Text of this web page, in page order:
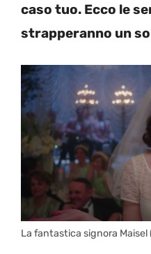
caso tuo. Ecco le
strapperanno un
La fantastica signora Maisel